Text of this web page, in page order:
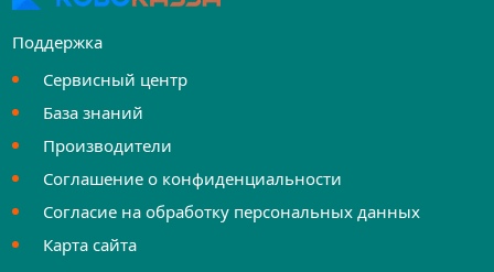
Поддержка
Сервисный центр
База знаний
Производители
Соглашение о конфиденциальности
Согласие на обработку персональных данных
Карта сайта